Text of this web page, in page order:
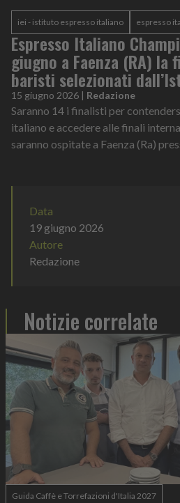
iei - istituto espresso italiano espresso
Espresso Italiano
giugno a Faenza (RA)
baristi selezionati
Italiano
15 giugno 2026 | Redazione
Saranno 14 i finalisti per
italiano e accedere alle finali
saranno ospitate a Faenza (Ra)
Data
19 giugno 2026
Autore
Redazione
Notizie correlate
Guida Caffè e Torrefazioni d'Italia 2027